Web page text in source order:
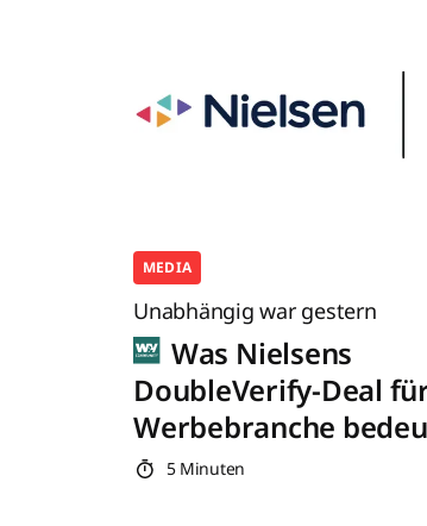
MEDIA
Unabhängig war gestern
Was Nielsens
DoubleVerify-Deal
Werbebranche
5 Minuten